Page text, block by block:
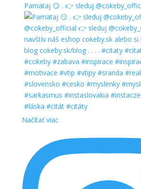
Pamätaj 😏 . 👉 sleduj
Načítať viac